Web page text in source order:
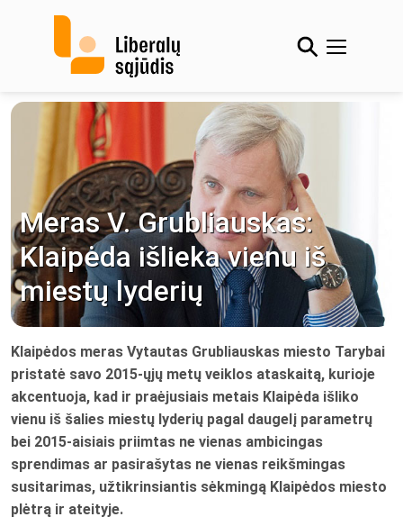
Meras V. Grubliauskas:
Klaipėda išlieka vienu iš
miestų lyderių
Klaipėdos meras Vytautas Grubliauskas miesto Tarybai
pristatė savo 2015-ųjų metų veiklos ataskaitą, kurioje
akcentuoja, kad ir praėjusiais metais Klaipėda išliko
vienu iš šalies miestų lyderių pagal daugelį parametrų
bei 2015-aisiais priimtas ne vienas ambicingas
sprendimas ar pasirašytas ne vienas reikšmingas
susitarimas, užtikrinsiantis sėkmingą Klaipėdos miesto
plėtrą ir ateityje.